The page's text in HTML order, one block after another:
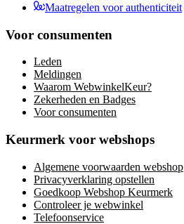
Maatregelen voor authenticiteit
Voor consumenten
Leden
Meldingen
Waarom WebwinkelKeur?
Zekerheden en Badges
Voor consumenten
Keurmerk voor webshops
Algemene voorwaarden webshop
Privacyverklaring opstellen
Goedkoop Webshop Keurmerk
Controleer je webwinkel
Telefoonservice